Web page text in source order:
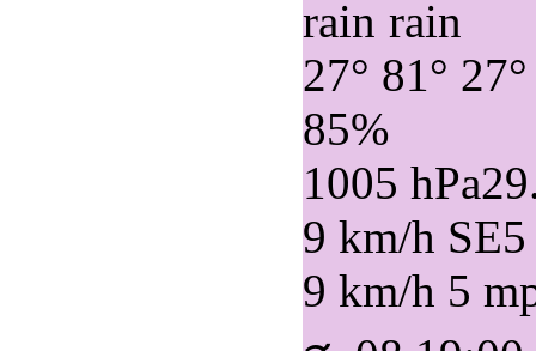
27° 81° 27°
85%
1005 hPa
9 km/h SE
9 km/h 5